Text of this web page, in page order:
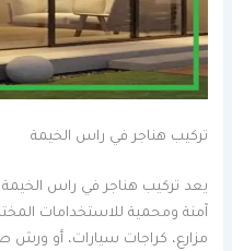
تركيب هناجر في راس الخيمة
يعد تركيب هناجر في راس الخيمة
آمنة ومحمية للاستخدامات
مزارع، كراجات سيارات، أو ورش